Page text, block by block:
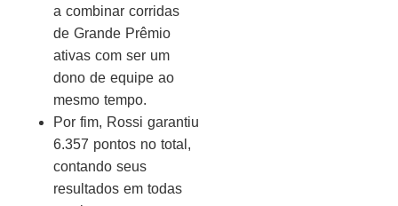
a combinar corridas
de Grande Prêmio
ativas com ser um
dono de equipe ao
mesmo tempo.
Por fim, Rossi garantiu
6.357 pontos no total,
contando seus
resultados em todas